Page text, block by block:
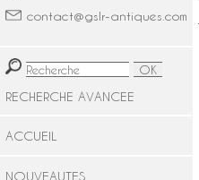
contact@gslr-antiques.com
RECHERCHE AVANCEE
ACCUEIL
NOUVEAUTES